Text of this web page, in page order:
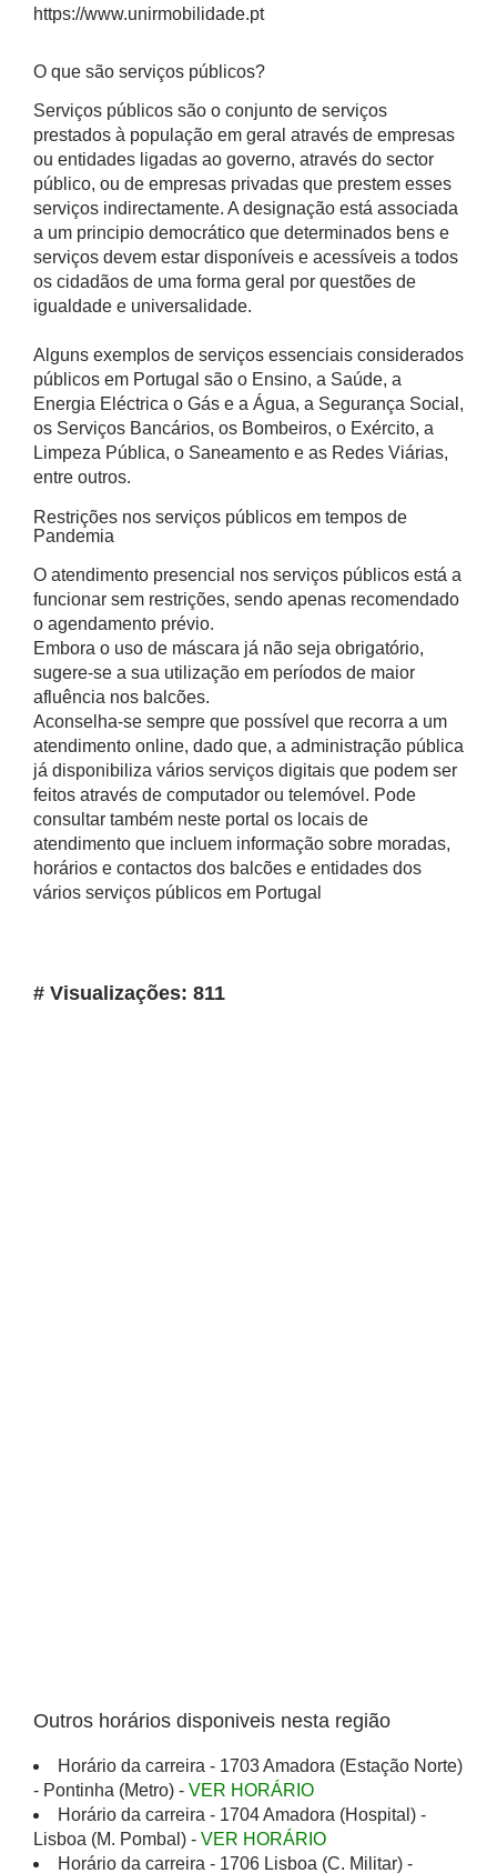
https://www.unirmobilidade.pt
O que são serviços públicos?
Serviços públicos são o conjunto de serviços
prestados à população em geral através de empresas
ou entidades ligadas ao governo, através do sector
público, ou de empresas privadas que prestem esses
serviços indirectamente. A designação está associada
a um principio democrático que determinados bens e
serviços devem estar disponíveis e acessíveis a todos
os cidadãos de uma forma geral por questões de
igualdade e universalidade.
Alguns exemplos de serviços essenciais considerados
públicos em Portugal são o Ensino, a Saúde, a
Energia Eléctrica o Gás e a Água, a Segurança Social,
os Serviços Bancários, os Bombeiros, o Exército, a
Limpeza Pública, o Saneamento e as Redes Viárias,
entre outros.
Restrições nos serviços públicos em tempos de
Pandemia
O atendimento presencial nos serviços públicos está a
funcionar sem restrições, sendo apenas recomendado
o agendamento prévio.
Embora o uso de máscara já não seja obrigatório,
sugere-se a sua utilização em períodos de maior
afluência nos balcões.
Aconselha-se sempre que possível que recorra a um
atendimento online, dado que, a administração pública
já disponibiliza vários serviços digitais que podem ser
feitos através de computador ou telemóvel. Pode
consultar também neste portal os locais de
atendimento que incluem informação sobre moradas,
horários e contactos dos balcões e entidades dos
vários serviços públicos em Portugal
# Visualizações: 811
Outros horários disponiveis nesta região
Horário da carreira - 1703 Amadora (Estação Norte)
- Pontinha (Metro) - VER HORÁRIO
Horário da carreira - 1704 Amadora (Hospital) -
Lisboa (M. Pombal) - VER HORÁRIO
Horário da carreira - 1706 Lisboa (C. Militar) -